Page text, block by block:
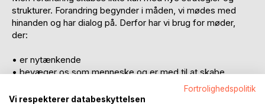
strukturer. Forandring begynder i måden, vi mødes med
hinanden og har dialog på. Derfor har vi brug for møder,
der:
• er nytænkende
• bevæger os som menneske og er med til at skabe
• er med til at forandre verden gennem brud med vante
Fortrolighedspolitik
Vi respekterer databeskyttelsen